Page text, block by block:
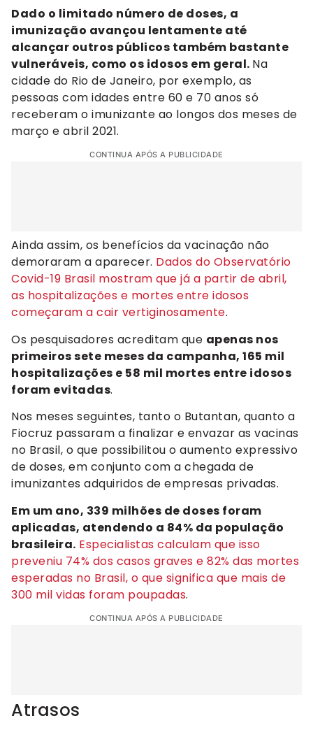
Dado o limitado número de doses, a
imunização avançou lentamente até
alcançar outros públicos também bastante
vulneráveis, como os idosos em geral. Na
cidade do Rio de Janeiro, por exemplo, as
pessoas com idades entre 60 e 70 anos só
receberam o imunizante ao longos dos meses de
março e abril 2021.
CONTINUA APÓS A PUBLICIDADE
Ainda assim, os benefícios da vacinação não
demoraram a aparecer. Dados do Observatório
Covid-19 Brasil mostram que já a partir de abril,
as hospitalizações e mortes entre idosos
começaram a cair vertiginosamente.
Os pesquisadores acreditam que apenas nos
primeiros sete meses da campanha, 165 mil
hospitalizações e 58 mil mortes entre idosos
foram evitadas.
Nos meses seguintes, tanto o Butantan, quanto a
Fiocruz passaram a finalizar e envazar as vacinas
no Brasil, o que possibilitou o aumento expressivo
de doses, em conjunto com a chegada de
imunizantes adquiridos de empresas privadas.
Em um ano, 339 milhões de doses foram
aplicadas, atendendo a 84% da população
brasileira. Especialistas calculam que isso
preveniu 74% dos casos graves e 82% das mortes
esperadas no Brasil, o que significa que mais de
300 mil vidas foram poupadas.
CONTINUA APÓS A PUBLICIDADE
Atrasos